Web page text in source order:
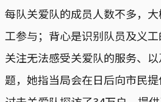
每队关爱队的成员人数不多，
工参与；背心是识别队员及义
关注无法感受关爱队的服务、
题，她指当局会在日后向市民